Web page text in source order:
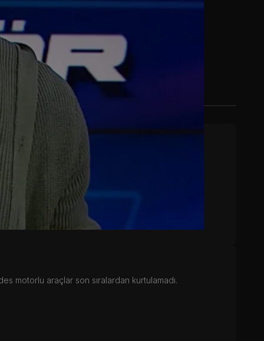
motorlu araçlar son sıralardan kurtulamadı.